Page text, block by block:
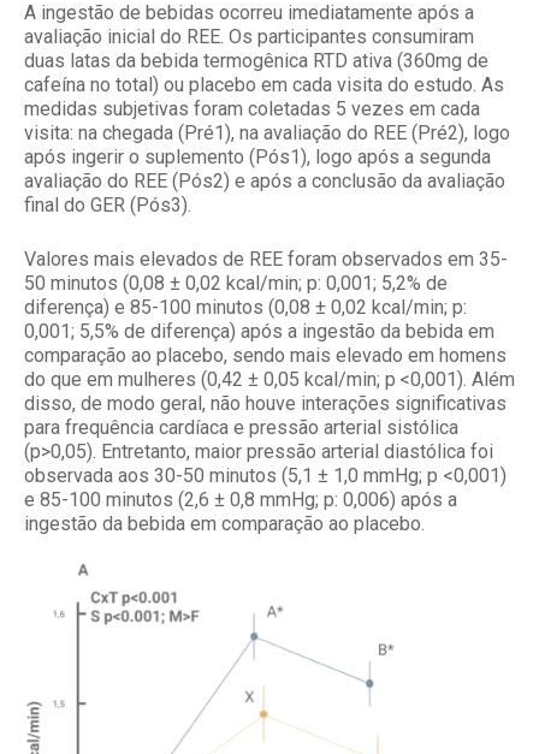
A ingestão de bebidas ocorreu imediatamente após a
avaliação inicial do REE. Os participantes consumiram
duas latas da bebida termogênica RTD ativa (360mg de
cafeína no total) ou placebo em cada visita do estudo. As
medidas subjetivas foram coletadas 5 vezes em cada
visita: na chegada (Pré1), na avaliação do REE (Pré2), logo
após ingerir o suplemento (Pós1), logo após a segunda
avaliação do REE (Pós2) e após a conclusão da avaliação
final do GER (Pós3).
Valores mais elevados de REE foram observados em 35-
50 minutos (0,08 ± 0,02 kcal/min; p: 0,001; 5,2% de
diferença) e 85-100 minutos (0,08 ± 0,02 kcal/min; p:
0,001; 5,5% de diferença) após a ingestão da bebida em
comparação ao placebo, sendo mais elevado em homens
do que em mulheres (0,42 ± 0,05 kcal/min; p <0,001). Além
disso, de modo geral, não houve interações significativas
para frequência cardíaca e pressão arterial sistólica
(p>0,05). Entretanto, maior pressão arterial diastólica foi
observada aos 30-50 minutos (5,1 ± 1,0 mmHg; p <0,001)
e 85-100 minutos (2,6 ± 0,8 mmHg; p: 0,006) após a
ingestão da bebida em comparação ao placebo.